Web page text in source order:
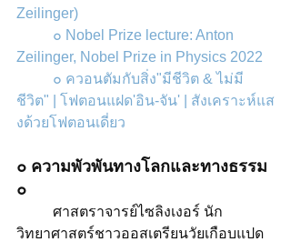
Zeilinger)
๐ Nobel Prize lecture: Anton
Zeilinger, Nobel Prize in Physics 2022
๐ ควอนตัมกับสิ่ง"มีชีวิต & ไม่มี
ชีวิต" | โฟตอนแฝด'อิน-จัน' | สังเคราะห์แส
งด้วยโฟตอนเดี่ยว
๐ ความพัวพันทางโลกและทางธรรม
๐
ศาสตราจารย์ไซลิงเงอร์ นัก
วิทยาศาสตร์ชาวออสเตรียนวัยเกือบแปด